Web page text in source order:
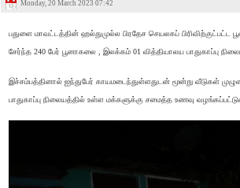
Monday, 20 March 2023 07:42
பதுளை மாவட்டத்தின் ஹல்துமுல்ல பிரதேச செயலகப் பிரிவிற்குட்பட்ட
சேர்ந்த 240 பேர் பூனாகலை , இலக்கம் 01 வித்தியாலய பாதுகாப்பு
இச்சம்பத்தினால் ஐந்துபேர் காயமடைந்துள்ளதுடன் மூன்று வீடுகள்
பாதுகாப்பு நிலையத்தில் உள்ள மக்களுக்கு சமைத்த உணவு